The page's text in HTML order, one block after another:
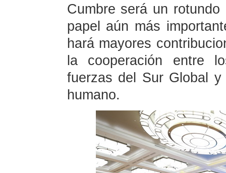
Cumbre será un
papel aún más
hará mayores
la cooperación entre
fuerzas del Sur Global
humano.